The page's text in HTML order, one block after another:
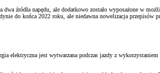
napędu, ale dodatkowo zostało wyposażone w
do końca 2022 roku, ale niedawna nowelizacja
elektryczna jest wytwarzana podczas jazdy z